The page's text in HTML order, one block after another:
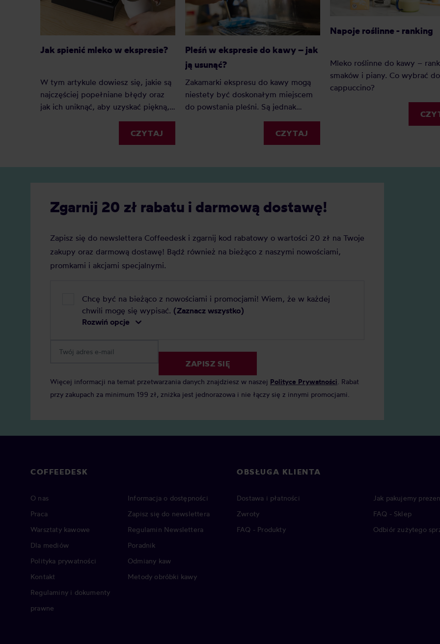
Jak spienić mleko w ekspresie?
W tym artykule dowiesz się, jakie są
najczęściej popełniane błędy oraz
jak ich uniknąć, aby uzyskać piękną,
gładką i jednolitą pianę, która
wspaniale ozdobi Twoją ulubioną
kawę. Gotowy na swoją kawową
CZYTAJ
Pleśń w ekspresie do kawy – jak
ją usunąć?
Zakamarki ekspresu do kawy mogą
niestety być doskonałym miejscem
do powstania pleśni. Są jednak
sposoby, by zapobiec tej
nieprzyjemnej sytuacji lub zwalczyć
CZYTAJ
Napoje roślinne - ranking
Mleko roślinne do kawy –
smaków i piany. Co wybrać
cappuccino?
Zgarnij 20 zł rabatu i darmową dostawę!
Zapisz się do newslettera Coffeedesk i zgarnij kod rabatowy o wartości 20 zł na Twoje
zakupy oraz darmową dostawę! Bądź również na bieżąco z naszymi nowościami,
promkami i akcjami specjalnymi.
Chcę być na bieżąco z nowościami i promocjami! Wiem, że w każdej
chwili mogę się wypisać. (Zaznacz wszystko)
Rozwiń opcje
ZAPISZ SIĘ
Więcej informacji na temat przetwarzania danych znajdziesz w naszej Polityce Prywatności . Rabat
przy zakupach za minimum 199 zł, zniżka jest jednorazowa i nie łączy się z innymi promocjami.
COFFEEDESK
O nas
Praca
Warsztaty kawowe
Dla mediów
Polityka prywatności
Kontakt
Regulaminy i dokumenty
prawne
Informacja o dostępności
Zapisz się do newslettera
Regulamin Newslettera
Poradnik
Odmiany kaw
Metody obróbki kawy
OBSŁUGA KLIENTA
Dostawa i płatności
Zwroty
FAQ - Produkty
Jak pakujemy
FAQ - Sklep
Odbiór zużytego